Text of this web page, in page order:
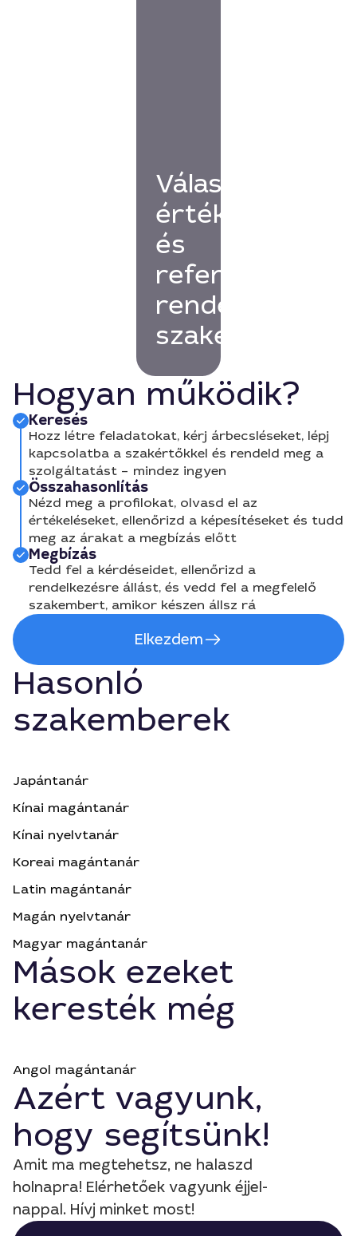
Válassz
értékelésekkel
és
referenciákkal
rendelkező
szakembert!
Hogyan működik?
Keresés
Hozz létre feladatokat, kérj árbecsléseket, lépj
kapcsolatba a szakértőkkel és rendeld meg a
szolgáltatást – mindez ingyen
Összahasonlítás
Nézd meg a profilokat, olvasd el az
értékeléseket, ellenőrizd a képesítéseket és tudd
meg az árakat a megbízás előtt
Megbízás
Tedd fel a kérdéseidet, ellenőrizd a
rendelkezésre állást, és vedd fel a megfelelő
szakembert, amikor készen állsz rá
Elkezdem
Hasonló
szakemberek
Japántanár
Kínai magántanár
Kínai nyelvtanár
Koreai magántanár
Latin magántanár
Magán nyelvtanár
Magyar magántanár
Mások ezeket
keresték még
Angol magántanár
Azért vagyunk,
hogy segítsünk!
Amit ma megtehetsz, ne halaszd
holnapra! Elérhetőek vagyunk éjjel-
nappal. Hívj minket most!